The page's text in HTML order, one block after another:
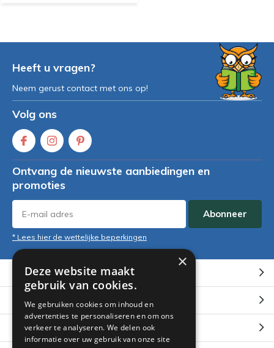
Heeft u vragen?
Neem gerust contact met ons op!
Volg ons
Ontvang de nieuwste aanbiedingen en
promoties
Abonneer
* Lees hier de wettelijke beperkingen
Klantenservice
Mijn account
Categorieën
×
Deze website maakt
gebruik van cookies.
We gebruiken cookies om inhoud en
advertenties te personaliseren en om ons
verkeer te analyseren. We delen ook
informatie over uw gebruik van onze site